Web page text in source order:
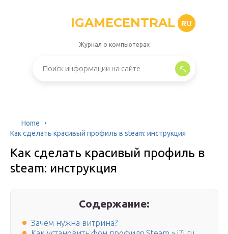
IGAMECENTRAL RU
Журнал о компьютерах
Home
Как сделать красивый профиль в steam: инструкция
Как сделать красивый профиль в
steam: инструкция
Содержание:
Зачем нужна витрина?